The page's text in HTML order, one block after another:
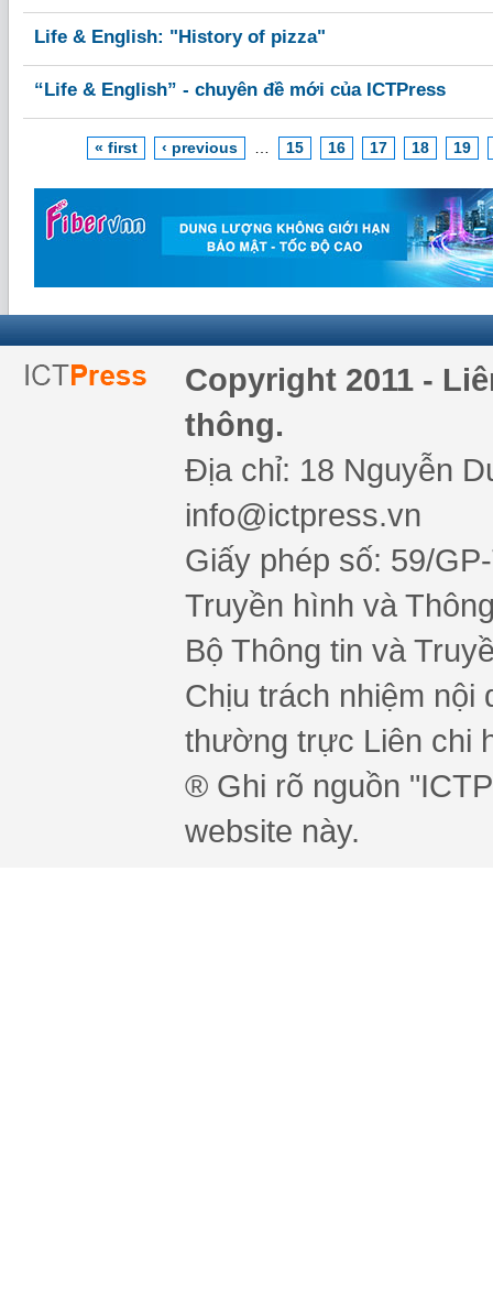
Life & English: "History of pizza"
“Life & English” - chuyên đề mới của ICTPress
« first ‹ previous 15 16 17 18 19
Copyright 2011 -
thông.
Địa chỉ: 18 Nguyễn
info@ictpress.vn
Giấy phép số: 59/
Truyền hình và
Bộ Thông tin và
Chịu trách nhiệm nội
thường trực Liên chi
® Ghi rõ nguồn
website này.